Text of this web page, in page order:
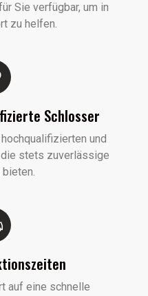
Sie verfügbar, um in
zu helfen.
Schlosser
und
stets zuverlässige
auf eine schnelle